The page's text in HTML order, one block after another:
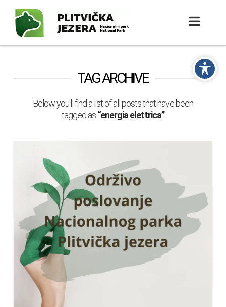
TAG ARCHIVE
Below you'll find a list of all posts that have been
tagged as“energia elettrica”